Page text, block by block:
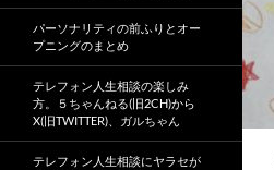
パーソナリティの前ふりとオー
プニングのまとめ
テレフォン人生相談の楽しみ
方。５ちゃんねる(旧2CH)から
X(旧TWITTER)、ガルちゃん
テレフォン人生相談にヤラセが